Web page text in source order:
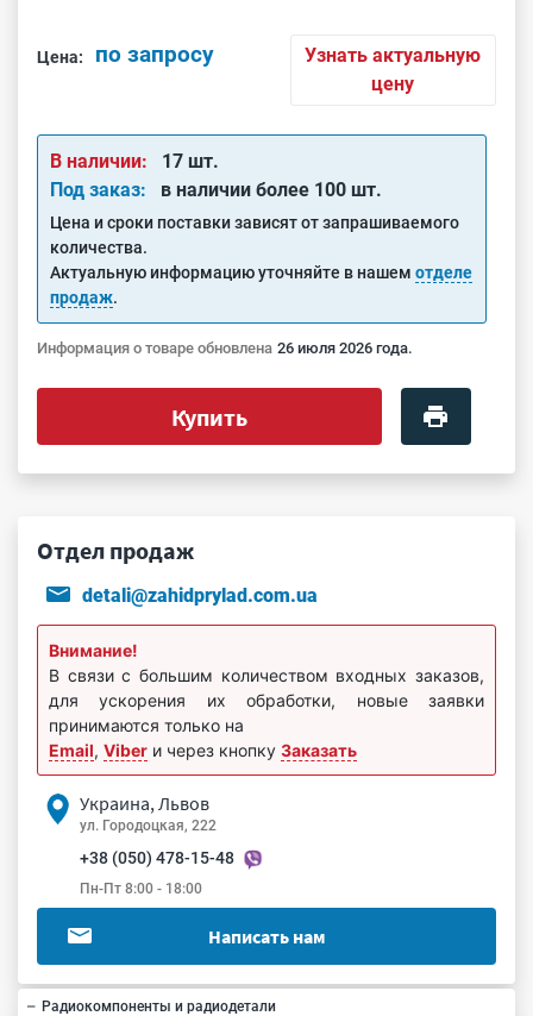
Цена: по запросу
Узнать актуальную
цену
В наличии:
17 шт.
Под заказ:
в наличии более 100 шт.
Цена и сроки поставки зависят от запрашиваемого
количества.
Актуальную информацию уточняйте в нашем отделе
продаж.
Информация о товаре обновлена 26 июля 2026 года.
Купить
Отдел продаж
detali@zahidprylad.com.ua
Внимание!
В связи с большим количеством входных заказов,
для ускорения их обработки, новые заявки
принимаются только на
Email, Viber и через кнопку Заказать
Украина, Львов
ул. Городоцкая, 222
+38 (050) 478-15-48
Пн-Пт 8:00 - 18:00
Написать нам
Радиокомпоненты и радиодетали